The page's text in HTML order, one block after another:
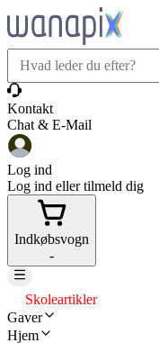
Kontakt
Chat & E-Mail
Log ind
Log ind eller tilmeld dig
Indkøbsvogn
-
Skoleartikler
Gaver
Hjem